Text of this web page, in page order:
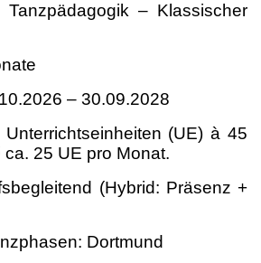
Tanzpädagogik – Klassischer
– 30.09.2028
(UE) à 45
25 UE pro Monat.
(Hybrid: Präsenz +
Dortmund